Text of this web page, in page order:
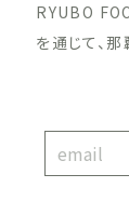
RYUBO
を通じて、